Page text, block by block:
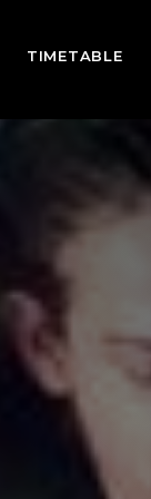
TIMETABLE